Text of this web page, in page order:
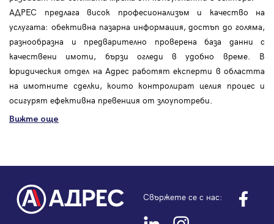
АДРЕС предлага висок професионализъм и качество на
услугата: обективна пазарна информация, достъп до голяма,
разнообразна и предварително проверена база данни с
качествени имоти, бързи огледи в удобно време. В
юридическия отдел на Адрес работят експерти в областта
на имотните сделки, които контролират целия процес и
осигурят ефективна превенция от злоупотреби.
Вижте още
Свържете се с нас: